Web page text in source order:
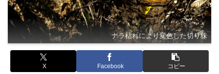
ナラ枯れにより変色した切り株
X Facebook コピー